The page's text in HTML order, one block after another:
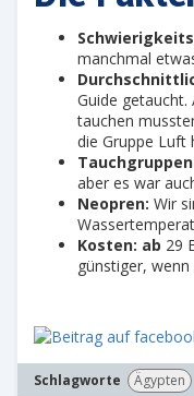
manchmal
Guide
tauchen
die Gruppe Luft
aber es war
Neopren: Wir
Kosten: ab 29
günstiger,
Schlagworte Ägypten